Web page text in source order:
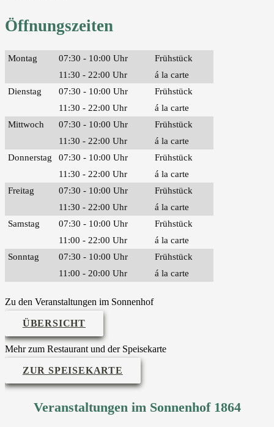
Öffnungszeiten
Montag 07:30 - 10:00 Uhr
Frühstück
11:30 - 22:00 Uhr
á la carte
Dienstag
07:30 - 10:00 Uhr
Frühstück
11:30 - 22:00 Uhr
á la carte
Mittwoch
07:30 - 10:00 Uhr
Frühstück
11:30 - 22:00 Uhr
á la carte
Donnerstag
07:30 - 10:00 Uhr
Frühstück
11:30 - 22:00 Uhr
á la carte
Freitag
07:30 - 10:00 Uhr
Frühstück
11:30 - 22:00 Uhr
á la carte
Samstag
07:30 - 10:00 Uhr
Frühstück
11:00 - 22:00 Uhr
á la carte
Sonntag
07:30 - 10:00 Uhr
Frühstück
11:00 - 20:00 Uhr
á la carte
Zu den Veranstaltungen im Sonnenhof
ÜBERSICHT
Mehr zum Restaurant und der Speisekarte
ZUR SPEISEKARTE
Veranstaltungen im Sonnenhof 1864